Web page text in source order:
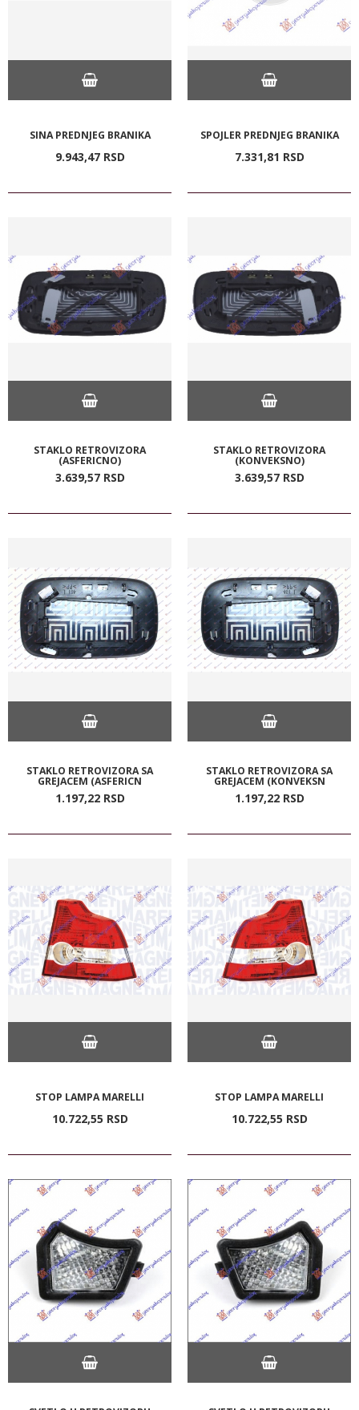
SINA PREDNJEG BRANIKA
9.943,47 RSD
SPOJLER PREDNJEG BRANIKA
7.331,81 RSD
STAKLO RETROVIZORA
(ASFERICNO)
3.639,57 RSD
STAKLO RETROVIZORA
(KONVEKSNO)
3.639,57 RSD
STAKLO RETROVIZORA SA
GREJACEM (ASFERICN
1.197,22 RSD
STAKLO RETROVIZORA SA
GREJACEM (KONVEKSN
1.197,22 RSD
STOP LAMPA MARELLI
10.722,55 RSD
STOP LAMPA MARELLI
10.722,55 RSD